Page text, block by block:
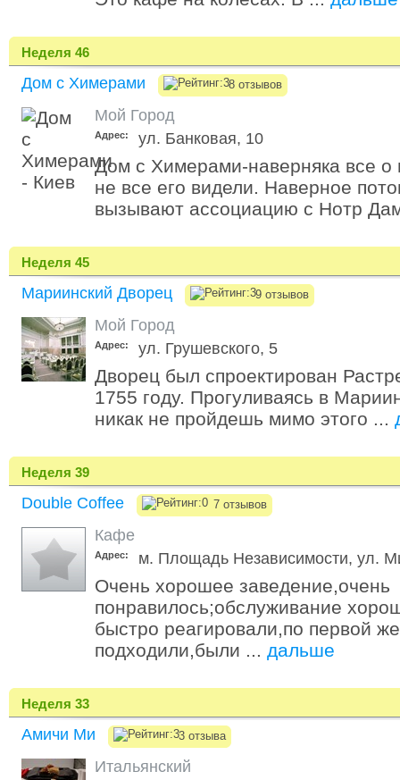
Неделя 46
Дом с Химерами 8 отзывов
Мой Город
Адрес: ул. Банковая, 10
Дом с Химерами-наверняка все
не все его видели. Наверное
вызывают ассоциацию с Нотр
Неделя 45
Мариинский Дворец 9 отзывов
Мой Город
Адрес: ул. Грушевского, 5
Дворец был спроектирован
1755 году. Прогуливаясь в
никак не пройдешь мимо этого ...
Неделя 39
Double Coffee 7 отзывов
Кафе
Адрес: м. Площадь Независимости, ул.
Очень хорошее заведение,очень
понравилось;обслуживание
быстро реагировали,по первой
подходили,были ... дальше
Неделя 33
Амичи Ми 3 отзыва
Итальянский